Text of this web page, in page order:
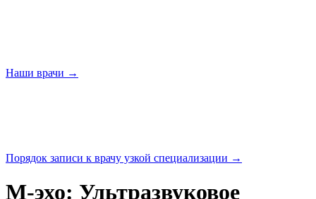
Наши врачи →
Порядок записи к врачу узкой специализации →
М-эхо: Ультразвуковое